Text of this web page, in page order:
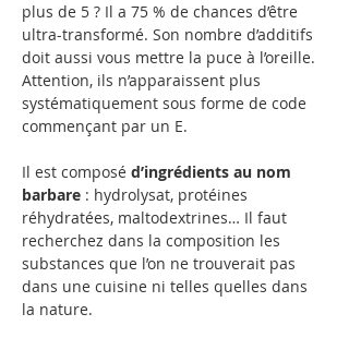
plus de 5 ? Il a 75 % de chances d’être
ultra-transformé. Son nombre d’additifs
doit aussi vous mettre la puce à l’oreille.
Attention, ils n’apparaissent plus
systématiquement sous forme de code
commençant par un E.
Il est composé d’ingrédients au nom
barbare : hydrolysat, protéines
réhydratées, maltodextrines… Il faut
recherchez dans la composition les
substances que l’on ne trouverait pas
dans une cuisine ni telles quelles dans
la nature.